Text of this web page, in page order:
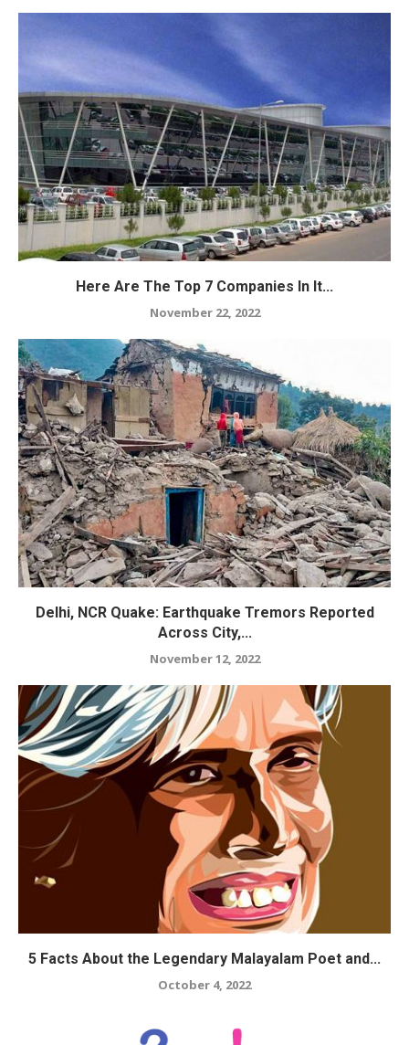
Here Are The Top 7 Companies In It...
November 22, 2022
Delhi, NCR Quake: Earthquake Tremors Reported
Across City,...
November 12, 2022
5 Facts About the Legendary Malayalam Poet and...
October 4, 2022